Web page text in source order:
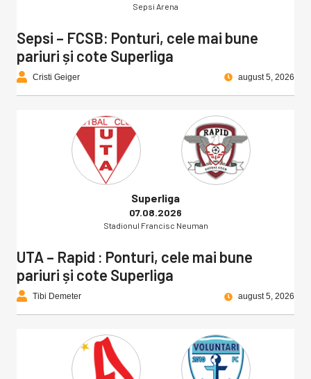
Sepsi Arena
Sepsi – FCSB: Ponturi, cele mai bune
pariuri și cote Superliga
Cristi Geiger august 5, 2026
Superliga
07.08.2026
Stadionul Francisc Neuman
UTA – Rapid : Ponturi, cele mai bune
pariuri și cote Superliga
Tibi Demeter august 5, 2026